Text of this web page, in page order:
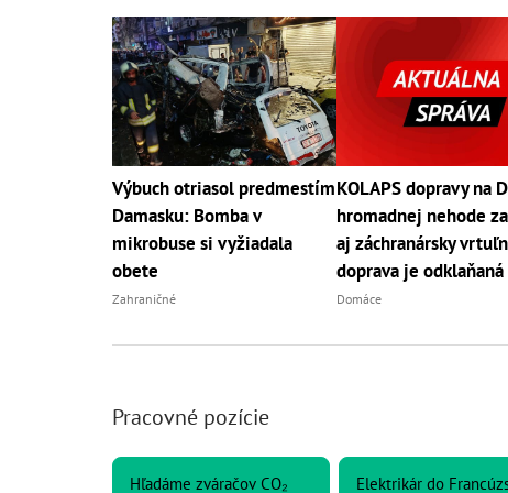
Výbuch otriasol predmestím
Damasku: Bomba v
mikrobuse si vyžiadala
obete
Zahraničné
KOLAPS dopravy na
hromadnej nehode
aj záchranársky
doprava je odklaňaná
Domáce
Pracovné pozície
Hľadáme zváračov CO₂
Elektrikár do